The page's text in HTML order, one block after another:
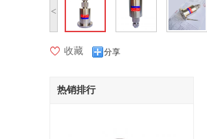
<
收藏 分享
热销排行